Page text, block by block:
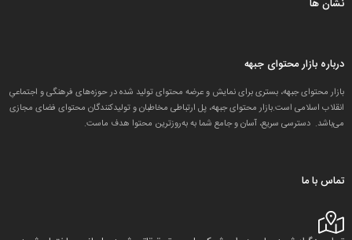
نشان ها
درباره بازار محتوای جبهه
بازار محتوای جبهه، بستری برای نمایش و عرضه محتوای تولید شده در حوزه‌های فرهنگی و اجتماعیِ
انقلاب اسلامی است.بازار محتوای جبهه، پل ارتباطی مخاطبان و تولید‌کنندگان محتوای فضای مجازی
می‌باشد. دسترسی سریع، آسان و جامع شما به به‌روزترین محتوا هدف ماست.
تماس با ما